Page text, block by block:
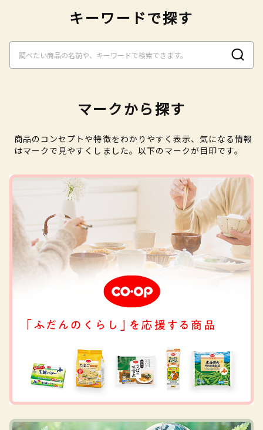
キーワードで探す
マークから探す
商品のコンセプトや特徴をわかりやすく表示、気になる情報
はマークで見やすくしました。以下のマークが目印です。